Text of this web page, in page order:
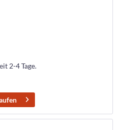
2-4 Tage.